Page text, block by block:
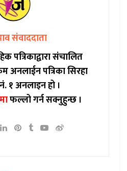
संवाददाता
पत्रिकाद्वारा संचालित
अनलाईन पत्रिका सिरहा
१ अनलाइन हो ।
फल्लो गर्न सक्नुहुन्छ ।